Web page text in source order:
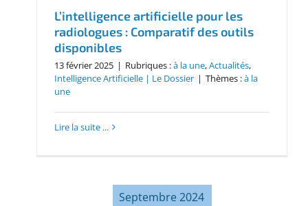
L’intelligence artificielle pour les
radiologues : Comparatif des outils
disponibles
13 février 2025 | Rubriques :à la une,Actualités,
Intelligence Artificielle | Le Dossier | Thèmes :à la
une
Lire la suite ...
Septembre 2024